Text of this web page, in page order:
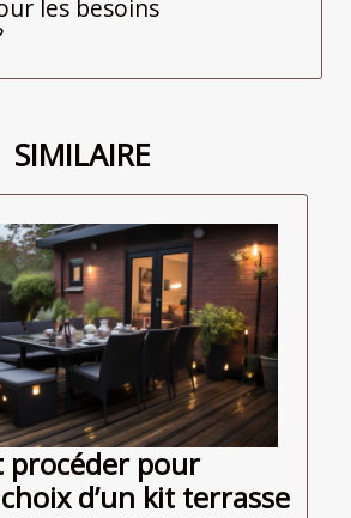
les besoins
SIMILAIRE
procéder pour
d’un kit terrasse